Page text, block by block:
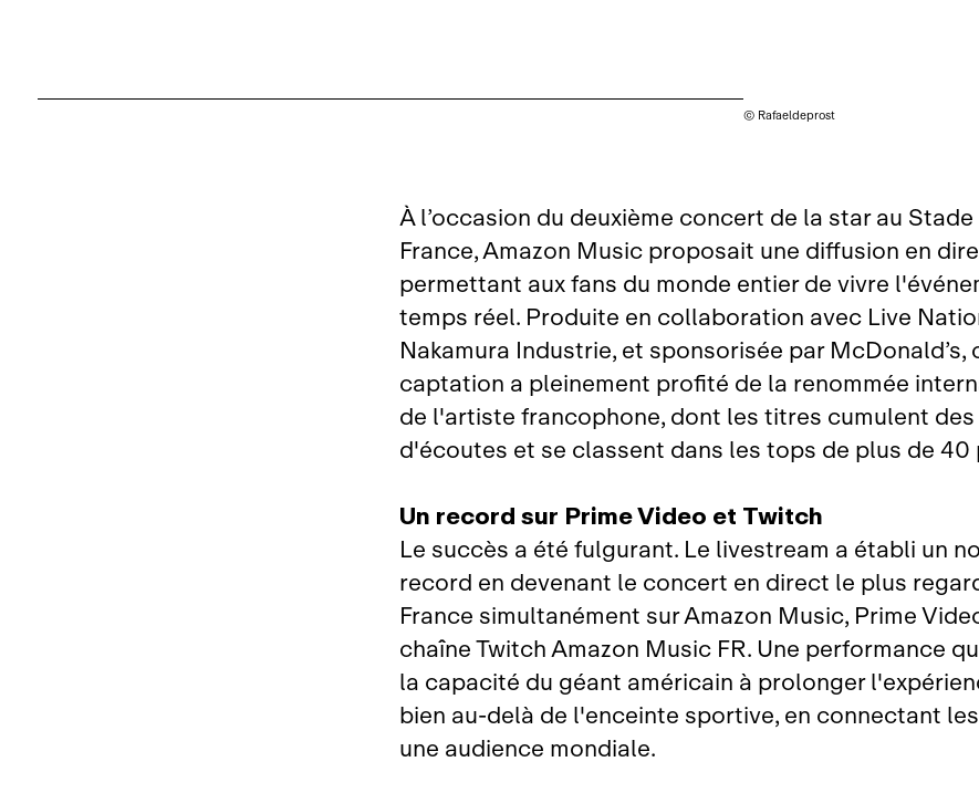
© Rafaeldeprost
À l’occasion du deuxième concert de la star au
France, Amazon Music proposait une diffusion en
permettant aux fans du monde entier de vivre
temps réel. Produite en collaboration avec Live
Nakamura Industrie, et sponsorisée par McDonald’s,
captation a pleinement profité de la renommée
de l'artiste francophone, dont les titres cumulent
d'écoutes et se classent dans les tops de plus de 40
Un record sur Prime Video et Twitch
Le succès a été fulgurant. Le livestream a établi un
record en devenant le concert en direct le plus
France simultanément sur Amazon Music, Prime
chaîne Twitch Amazon Music FR. Une performance
la capacité du géant américain à prolonger
bien au‑delà de l'enceinte sportive, en connectant
une audience mondiale.